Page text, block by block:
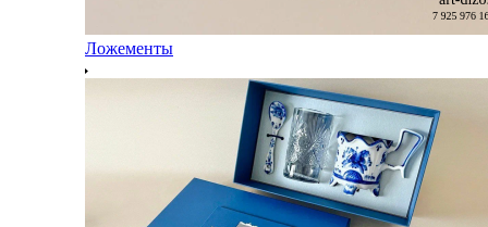
Ложементы